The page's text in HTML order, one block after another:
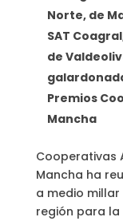
Norte, de
SAT
de
Premios
Mancha
Cooperativas
Mancha ha
a medio
región para